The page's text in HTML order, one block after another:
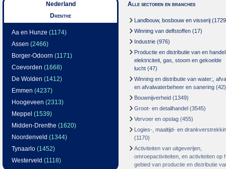
Nederland
Drenthe
Aa en Hunze (1174)
Assen (2466)
Borger-Odoorn (1171)
Coevorden (1668)
De Wolden (1412)
Emmen (4237)
Hoogeveen (2313)
Meppel (1539)
Midden-Drenthe (1620)
Noordenveld (1344)
Tynaarlo (1452)
Westerveld (1118)
Alle sectoren en branches
Landbouw, bosbouw en visserij
Winning van delfstoffen (17)
Industrie (976)
Productie en distributie van en
elektriciteit, gas, stoom en gekoelde
lucht (47)
Winning en distributie van water;,
en afvalwaterbeheer en sanering (42)
Bouwnijverheid (1349)
Groot- en detailhandel (3545)
Vervoer en opslag (455)
Logies-, maaltijd- en
(1170)
Activiteiten van uitgeverijen,
omroepactiviteiten, en activiteiten op
gebied van productie en distributie